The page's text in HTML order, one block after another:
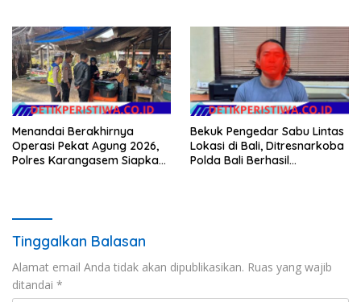
Menandai Berakhirnya
Operasi Pekat Agung 2026,
Polres Karangasem Siapkan
Bekuk Pengedar Sabu Lintas
Lokasi di Bali, Ditresnarkoba
Polda Bali Berhasil
Tinggalkan Balasan
Alamat email Anda tidak akan dipublikasikan. Ruas yang wajib
ditandai *